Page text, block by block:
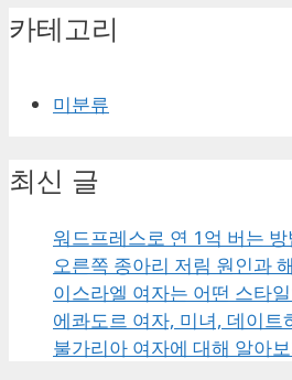
카테고리
미분류
최신 글
워드프레스로 연 1억 버는 방
오른쪽 종아리 저림 원인과
이스라엘 여자는 어떤 스타
에콰도르 여자, 미녀, 데이트
불가리아 여자에 대해 알아